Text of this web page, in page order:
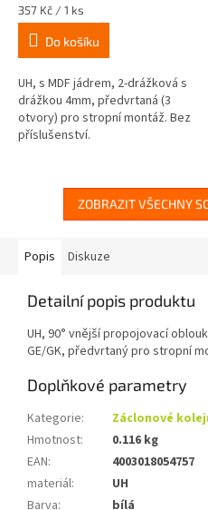
Měrná
cena:
357 Kč / 1 ks
Do košíku
UH, s MDF jádrem, 2-drážková s
drážkou 4mm, předvrtaná (3
otvory) pro stropní montáž. Bez
příslušenství.
ZOBRAZIT VŠECHNY
Popis Diskuze
Detailní popis produktu
UH, 90° vnější propojovací
GE/GK, předvrtaný pro stropní
Doplňkové parametry
Kategorie:
Záclonové
Hmotnost:
0.116 kg
EAN:
4003018054757
materiál:
UH
Barva:
bílá